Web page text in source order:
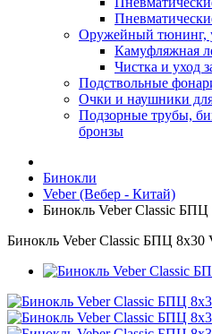
Оружейный тюнинг,
Камуфляжная
Чистка и уход
Подствольные
Очки и наушники
Подзорные трубы,
бронзы
Бинокли
Veber (Вебер - Китай)
Бинокль Veber Classic
Бинокль Veber Classic БПЦ 8х30